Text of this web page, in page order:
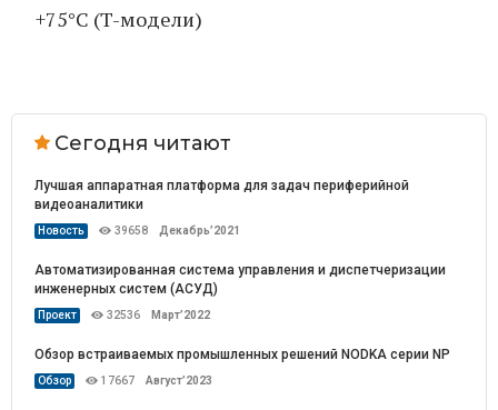
+75°C (T-модели)
Сегодня читают
Лучшая аппаратная платформа для задач периферийной
видеоаналитики
Новость 39658 Декабрь’2021
Автоматизированная система управления и диспетчеризации
инженерных систем (АСУД)
Проект 32536 Март’2022
Обзор встраиваемых промышленных решений NODKA серии NP
Обзор 17667 Август’2023